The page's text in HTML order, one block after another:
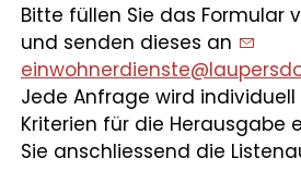
Login
Bitte füllen Sie das Formular
und senden dieses an
Jede Anfrage wird
Kriterien für die Herausgabe
Sie anschliessend die